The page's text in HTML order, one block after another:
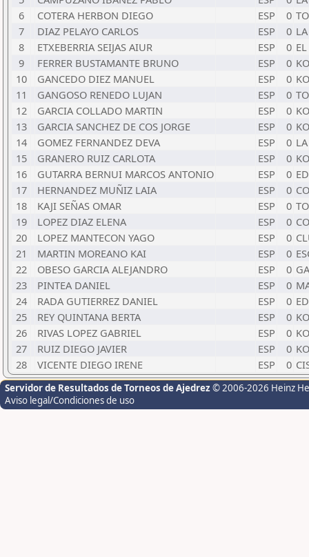
6
COTERA HERBON DIEGO ESP 0
7
DIAZ PELAYO CARLOS ESP 0
8
ETXEBERRIA SEIJAS AIUR ESP 0
9
FERRER BUSTAMANTE BRUNO ESP 0
10
GANCEDO DIEZ MANUEL ESP 0
11
GANGOSO RENEDO LUJAN ESP 0
12
GARCIA COLLADO MARTIN ESP 0
13
GARCIA SANCHEZ DE COS JORGE ESP 0
14
GOMEZ FERNANDEZ DEVA ESP 0
15
GRANERO RUIZ CARLOTA ESP 0
16
GUTARRA BERNUI MARCOS ANTONIO ESP 0
17
HERNANDEZ MUÑIZ LAIA ESP 0
18
KAJI SEÑAS OMAR ESP 0
19
LOPEZ DIAZ ELENA ESP 0
20
LOPEZ MANTECON YAGO ESP 0
21
MARTIN MOREANO KAI ESP 0
22
OBESO GARCIA ALEJANDRO ESP 0
23
PINTEA DANIEL ESP 0
24
RADA GUTIERREZ DANIEL ESP 0
25
REY QUINTANA BERTA ESP 0
26
RIVAS LOPEZ GABRIEL ESP 0
27
RUIZ DIEGO JAVIER ESP 0
28
VICENTE DIEGO IRENE ESP 0
Servidor de Resultados de Torneos de Ajedrez © 2006-2026 Heinz
Aviso legal/Condiciones de uso